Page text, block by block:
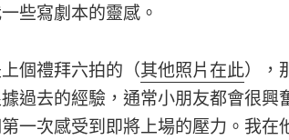
些寫劇本的靈感。
個禮拜六拍的（其他照片在此），
過去的經驗，通常小朋友都會很興
一次感受到即將上場的壓力。我